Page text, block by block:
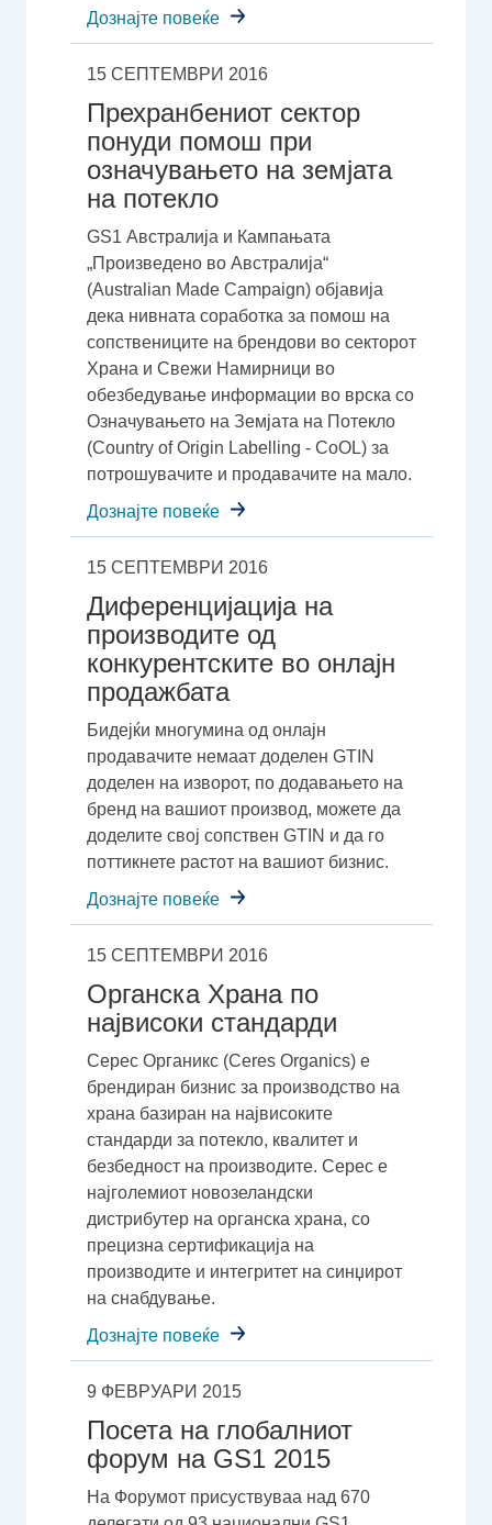
Дознајте повеќе
15 СЕПТЕМВРИ 2016
Прехранбениот сектор
понуди помош при
означувањето на земјата
на потекло
GS1 Австралија и Кампањата
„Произведено во Австралија“
(Australian Made Campaign) објавија
дека нивната соработка за помош на
сопствениците на брендови во секторот
Храна и Свежи Намирници во
обезбедување информации во врска со
Означувањето на Земјата на Потекло
(Country of Origin Labelling - CoOL) за
потрошувачите и продавачите на мало.
Дознајте повеќе
15 СЕПТЕМВРИ 2016
Диференцијација на
производите од
конкурентските во онлајн
продажбата
Бидејќи многумина од онлајн
продавачите немаат доделен GTIN
доделен на изворот, по додавањето на
бренд на вашиот производ, можете да
доделите свој сопствен GTIN и да го
поттикнете растот на вашиот бизнис.
Дознајте повеќе
15 СЕПТЕМВРИ 2016
Органска Храна по
највисоки стандарди
Серес Органикс (Ceres Organics) е
брендиран бизнис за производство на
храна базиран на највисоките
стандарди за потекло, квалитет и
безбедност на производите. Серес е
најголемиот новозеландски
дистрибутер на органска храна, со
прецизна сертификација на
производите и интегритет на синџирот
на снабдување.
Дознајте повеќе
9 ФЕВРУАРИ 2015
Посета на глобалниот
форум на GS1 2015
На Форумот присуствуваа над 670